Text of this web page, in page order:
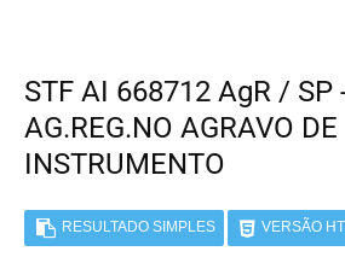
STF AI 668712 AgR / SP
AG.REG.NO AGRAVO DE
INSTRUMENTO
RESULTADO SIMPLES VERSÃO